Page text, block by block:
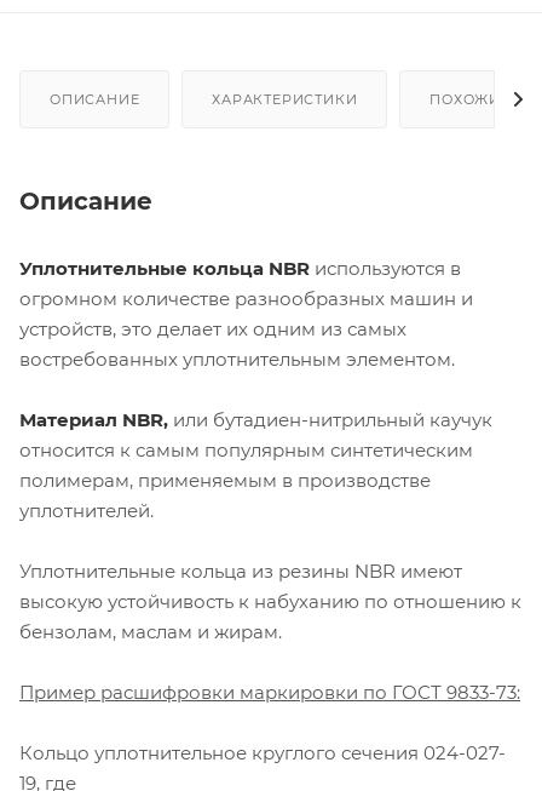
ОПИСАНИЕ ХАРАКТЕРИСТИКИ ПОХОЖИЕ
Описание
Уплотнительные кольца NBR используются в
огромном количестве разнообразных машин и
устройств, это делает их одним из самых
востребованных уплотнительным элементом.
Материал NBR, или бутадиен-нитрильный каучук
относится к самым популярным синтетическим
полимерам, применяемым в производстве
уплотнителей.
Уплотнительные кольца из резины NBR имеют
высокую устойчивость к набуханию по отношению к
бензолам, маслам и жирам.
Пример расшифровки маркировки по ГОСТ 9833-73:
Кольцо уплотнительное круглого сечения 024-027-
19, где